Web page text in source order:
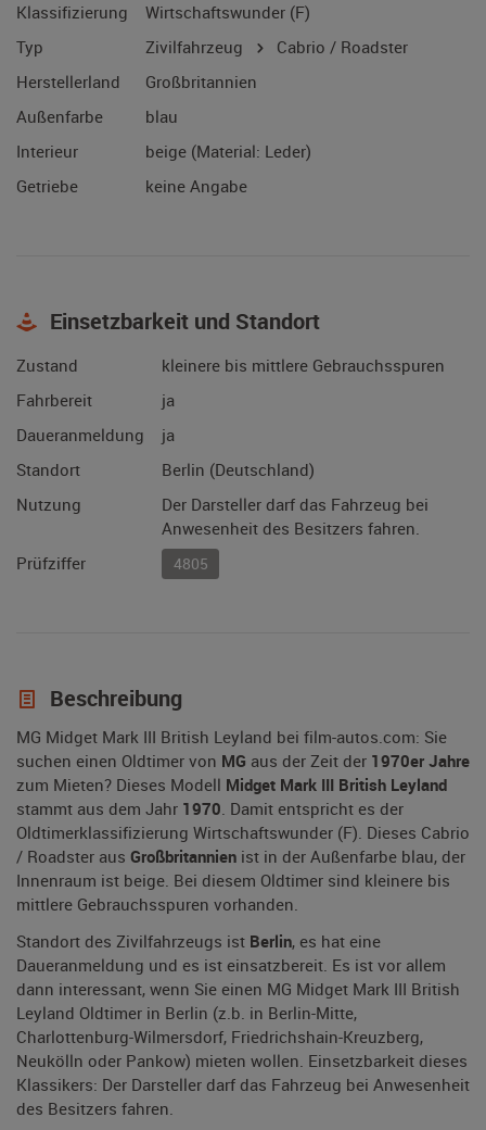
Klassifizierung
Wirtschaftswunder (F)
Typ
Zivilfahrzeug
Cabrio / Roadster
Herstellerland
Großbritannien
Außenfarbe
blau
Interieur
beige (Material: Leder)
Getriebe
keine Angabe
Einsetzbarkeit und Standort
Zustand
kleinere bis mittlere Gebrauchsspuren
Fahrbereit
ja
Daueranmeldung
ja
Standort
Berlin (Deutschland)
Nutzung
Der Darsteller darf das Fahrzeug bei
Anwesenheit des Besitzers fahren.
Prüfziffer
4805
Beschreibung
MG Midget Mark III British Leyland bei film-autos.com: Sie
suchen einen Oldtimer von MG aus der Zeit der 1970er Jahre
zum Mieten? Dieses Modell Midget Mark III British Leyland
stammt aus dem Jahr 1970. Damit entspricht es der
Oldtimerklassifizierung Wirtschaftswunder (F). Dieses Cabrio
/ Roadster aus Großbritannien ist in der Außenfarbe blau, der
Innenraum ist beige. Bei diesem Oldtimer sind kleinere bis
mittlere Gebrauchsspuren vorhanden.
Standort des Zivilfahrzeugs ist Berlin, es hat eine
Daueranmeldung und es ist einsatzbereit. Es ist vor allem
dann interessant, wenn Sie einen MG Midget Mark III British
Leyland Oldtimer in Berlin (z.b. in Berlin-Mitte,
Charlottenburg-Wilmersdorf, Friedrichshain-Kreuzberg,
Neukölln oder Pankow) mieten wollen. Einsetzbarkeit dieses
Klassikers: Der Darsteller darf das Fahrzeug bei Anwesenheit
des Besitzers fahren.